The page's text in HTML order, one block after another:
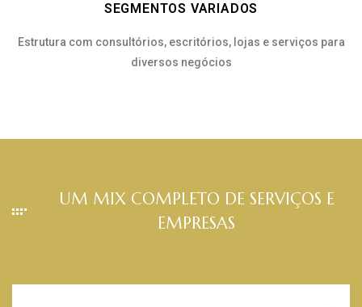
SEGMENTOS VARIADOS
Estrutura com consultórios, escritórios, lojas e serviços para
diversos negócios
UM MIX COMPLETO DE SERVIÇOS E
EMPRESAS